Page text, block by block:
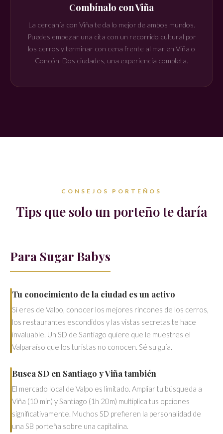
Combínalo con Viña
La cercanía con Viña te da lo mejor de ambos mundos.
Puedes empezar una cita con un recorrido cultural por
los cerros y terminar con cena frente al mar en Viña o
Concón. Dos ciudades, una experiencia completa.
CONSEJOS PORTEÑOS
Tips que solo un porteño te daría
Para Sugar Babys
Tu conocimiento de la ciudad es un activo
Si eres de Valpo, conocer los mejores rincones de los cerros,
los restaurantes escondidos y las vistas secretas te hace
invaluable. Un SD de Santiago quiere que le muestres el
Valparaíso que los turistas no conocen. Sé su guía.
Busca SD en Santiago y Viña también
El mercado local de Valpo es limitado. Ampliar tu búsqueda a
Viña (10 min) y Santiago (1h 20m) multiplica tus opciones
significativamente. Muchos SD prefieren la personalidad de
una SB porteña sobre una capitalina.